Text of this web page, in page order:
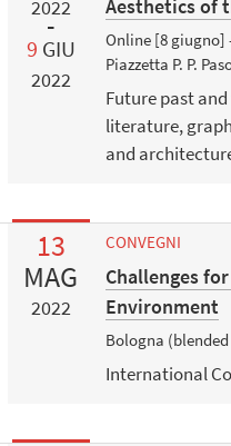
2022
9 GIU
2022
Aesthetics of
Online [8 giugno]
Piazzetta P. P.
Future past
literature,
and
13
MAG
2022
CONVEGNI
Challenges
Environment
Bologna
International